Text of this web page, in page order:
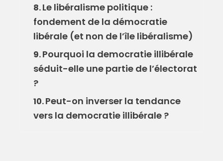
8.Le libéralisme politique :
fondement de la démocratie
libérale (et non de l’île libéralisme)
9.Pourquoi la democratie illibérale
séduit-elle une partie de l’électorat
?
10.Peut-on inverser la tendance
vers la democratie illibérale ?